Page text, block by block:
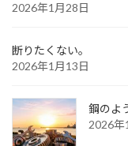
2026年1月28日
断りたくない。
2026年1月13日
鋼のよ
2026年